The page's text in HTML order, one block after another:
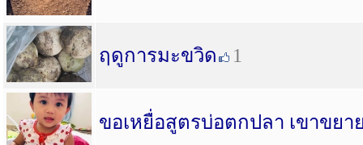
ฤดูการมะขวิด 1
ขอเหยื่อสูตรบ่อตกปลา เขาขยา